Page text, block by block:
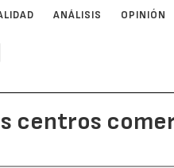
ANÁLISIS OPINIÓN
centros